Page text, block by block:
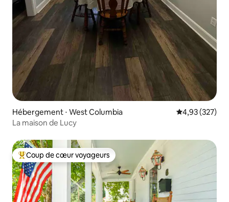
Hébergement ⋅ West Columbia Évaluation
4,93 (327)
La maison de Lucy
Coups de cœur voyageurs les plus appréciés
Coup de cœur voyageurs